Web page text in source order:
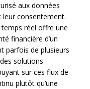
aux données
leur consentement.
réel offre une
financière d’un
parfois de plusieurs
solutions
sur ces flux de
plutôt qu’une